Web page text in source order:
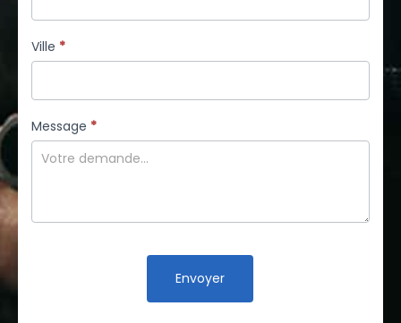
Ville *
Message *
Envoyer